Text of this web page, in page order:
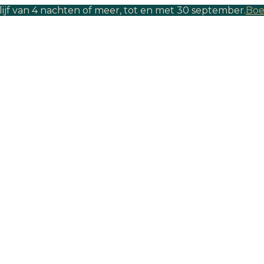
van 4 nachten of meer, tot en met 30 september.